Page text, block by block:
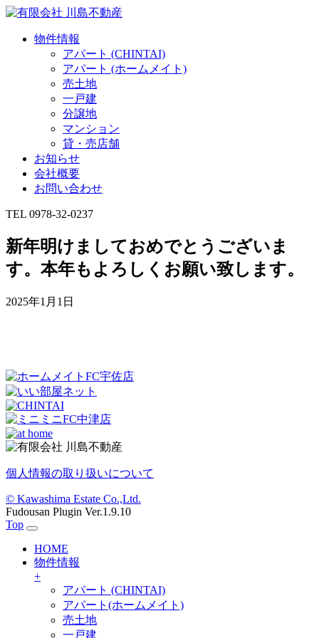
物件情報
アパート (CHINTAI)
アパート (ホームメイト)
売土地
一戸建
分譲地
マンション
貸・売店舗
お知らせ
会社概要
お問い合わせ
TEL 0978-32-0237
新年明けましておめでとうございま
す。本年もよろしくお願い致します。
2025年1月1日
個人情報の取り扱いについて
© Kawashima Estate Co.,Ltd.
Fudousan Plugin Ver.1.9.10
Top
HOME
物件情報
+
アパート (CHINTAI)
アパート(ホームメイト)
売土地
一戸建